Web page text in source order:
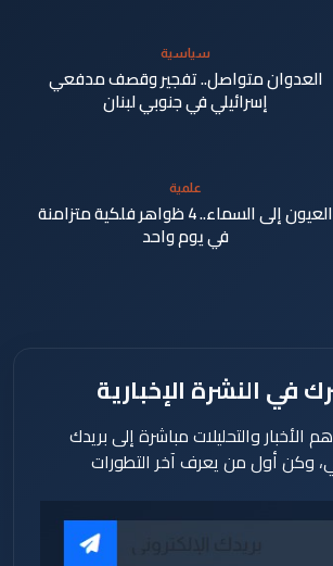
سياسية
العدوان متواصل.. تفجير وقصف مدفعي
إسرائيلي في جنوبي لبنان
علمية
العيون إلى السماء.. 4 ظواهر فلكية متزامنة
في يوم واحد
في النشرة الإخبارية
الأخبار والتحليلات مباشرة إلى بريدك
وكن أول من يعرف آخر التطورات